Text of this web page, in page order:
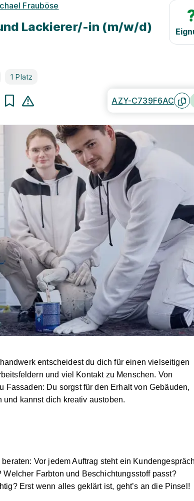
Frauböse
Lackierer/-in (m/w/d)
1 Platz
AZY-C739F6AC
entscheidest du dich für einen vielseitigen
und viel Kontakt zu Menschen. Von
Fassaden: Du sorgst für den Erhalt von Gebäuden,
kannst dich kreativ austoben.
Vor jedem Auftrag steht ein
Farbton und Beschichtungsstoff passt?
Erst wenn alles geklärt ist, geht’s an die Pinsel!